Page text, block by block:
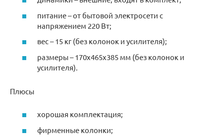
питание – от бытовой электросети с
напряжением 220 Вт;
вес – 15 кг (без колонок и усилителя);
размеры – 170х465х385 мм (без колонок и
усилителя).
Плюсы
хорошая комплектация;
фирменные колонки;